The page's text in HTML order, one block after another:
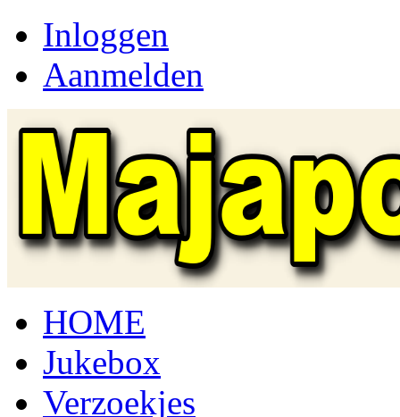
Inloggen
Aanmelden
HOME
Jukebox
Verzoekjes